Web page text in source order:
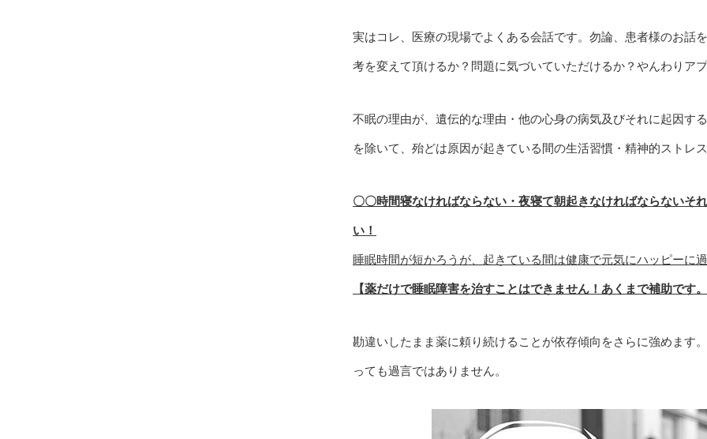
実はコレ、医療の現場でよくある会話です。勿論、患者様のお話
考を変えて頂けるか？問題に気づいていただけるか？やんわりア
不眠の理由が、遺伝的な理由・他の心身の病気及びそれに起因す
を除いて、殆どは原因が起きている間の生活習慣・精神的ストレ
〇〇時間寝なければならない・夜寝て朝起きなければならないそ
い！
睡眠時間が短かろうが、起きている間は健康で元気にハッピーに
【薬だけで睡眠障害を治すことはできません！あくまで補助です
勘違いしたまま薬に頼り続けることが依存傾向をさらに強めます
っても過言ではありません。